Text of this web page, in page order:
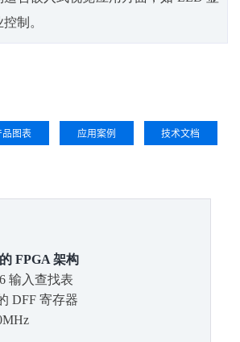
制。
品图表 应用案例 技术文档
FPGA 架构
输入查找表
DFF 寄存器